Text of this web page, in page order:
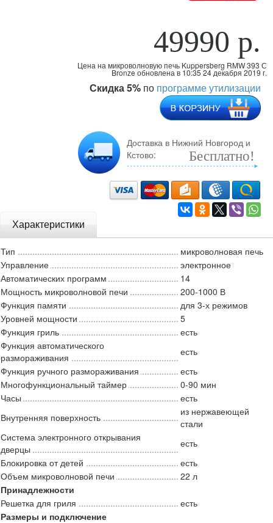
49990 р.
Цена на микроволновую печь Kuppersberg RMW 393 С
Bronze обновлена в 10:35 24 декабря 2019 г.
Скидка 5% по программе утилизации
Доставка в Нижний Новгород и
Кстово:
Бесплатно!
Характеристики
Тип
микроволновая печь
Управление
электронное
Автоматических программ
14
Мощность микроволновой печи
200-1000 В
Функция памяти
для 3-х режимов
Уровней мощности
5
Функция гриль
есть
Функция автоматического
размораживания
есть
Функция ручного размораживания
есть
Многофункциональный таймер
0-90 мин
Часы
есть
Внутренняя поверхность
из нержавеющей
стали
Система электронного открывания
дверцы
есть
Блокировка от детей
есть
Объем микроволновой печи
22 л
Принадлежности
Решетка для гриля
есть
Размеры и подключение